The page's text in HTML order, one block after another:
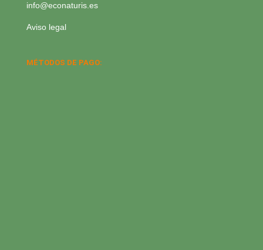
info@econaturis.es
Aviso legal
MÉTODOS DE PAGO: